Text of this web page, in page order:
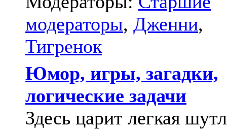
модераторы, Дженни,
Тигренок
Юмор, игры, загадки,
логические задачи
Здесь царит легкая